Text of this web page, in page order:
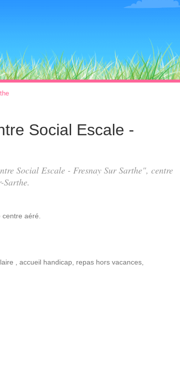
Social Escale -
Social Escale - Fresnay Sur Sarthe", centre
Sarthe.
centre aéré.
accueil handicap repas hors vacances